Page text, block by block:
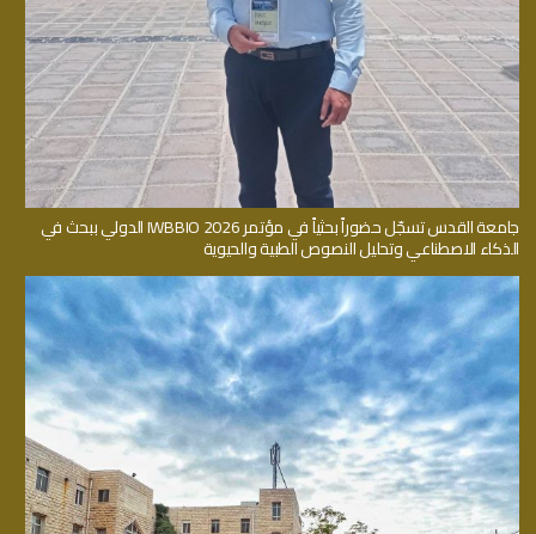
جامعة القدس تسجّل حضوراً بحثياً في مؤتمر IWBBIO 2026 الدولي ببحث في
الذكاء الاصطناعي وتحليل النصوص الطبية والحيوية